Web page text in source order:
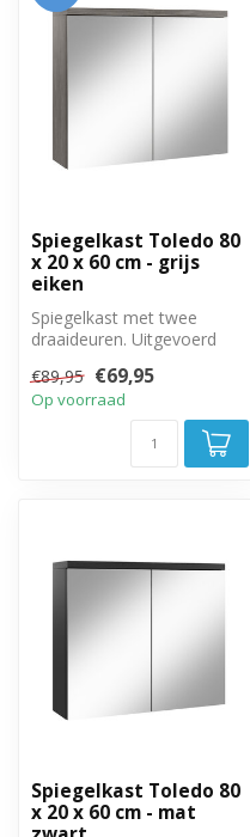
Spiegelkast Toledo 80
x 20 x 60 cm - grijs
eiken
Spiegelkast met twee
draaideuren. Uitgevoerd
breed, 20...
€89,95 €69,95
Op voorraad
Spiegelkast Toledo 80
x 20 x 60 cm - mat